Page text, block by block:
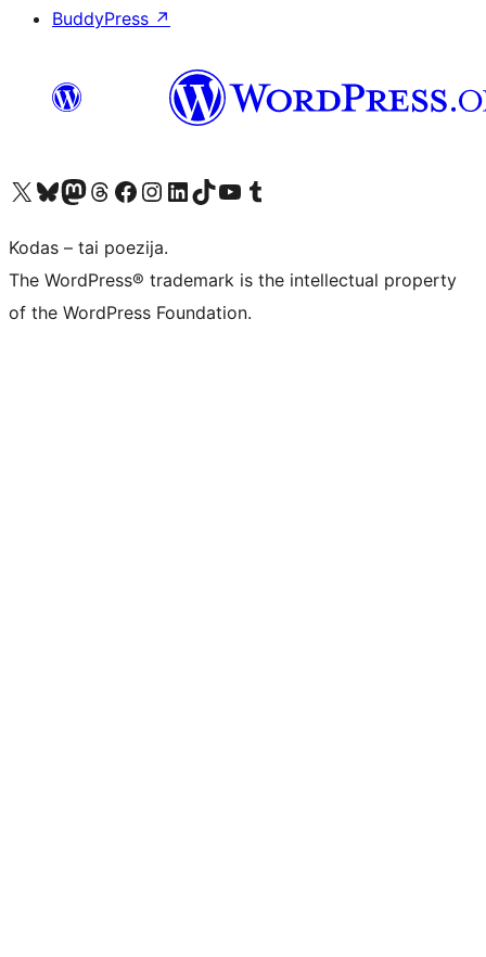
BuddyPress ↗
Visit our X (formerly Twitter) account
Apsilankykite mūsų Bluesky paskyroje
Visit our Mastodon account
Apsilankykite mūsų Threads paskyroje
Visit our Facebook page
Visit our Instagram account
Visit our LinkedIn account
Apsilankykite mūsų TikTok paskyroje
Visit our YouTube channel
Apsilankykite mūsų Tumblr paskyroje
Kodas – tai poezija.
The WordPress® trademark is the intellectual property
of the WordPress Foundation.